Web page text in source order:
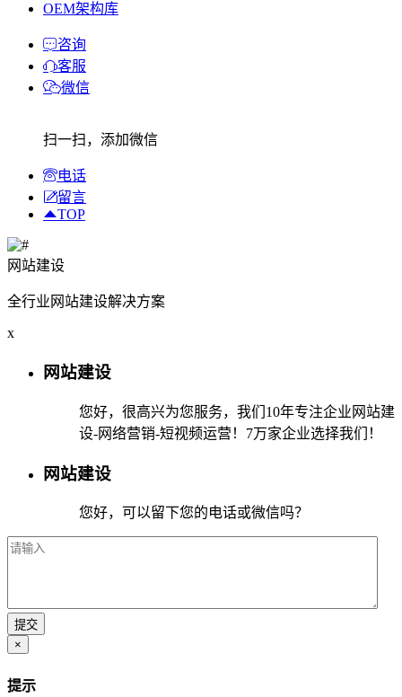
OEM架构库
咨询
客服
微信
扫一扫，添加微信
电话
留言
TOP
网站建设
全行业网站建设解决方案
x
网站建设
您好，很高兴为您服务，我们10年专注企业网站建
设-网络营销-短视频运营！7万家企业选择我们！
网站建设
您好，可以留下您的电话或微信吗？
×
提示